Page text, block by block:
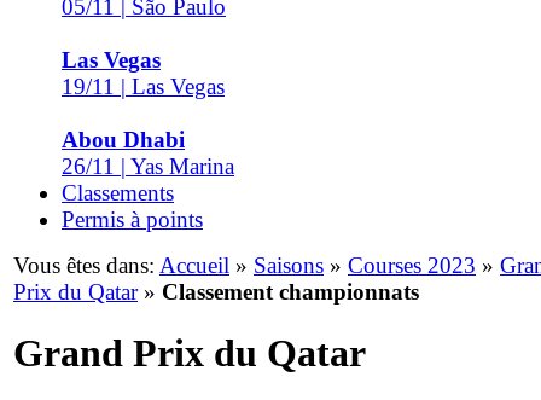
05/11 | São Paulo
Las Vegas
19/11 | Las Vegas
Abou Dhabi
26/11 | Yas Marina
Classements
Permis à points
Vous êtes dans: Accueil » Saisons » Courses 2023 »
Prix du Qatar» Classement championnats
Grand Prix du Qatar